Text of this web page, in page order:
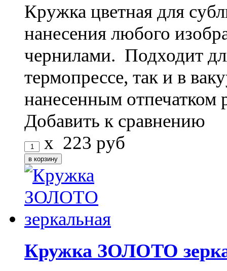
Кружка цветная для
нанесения любого
чернилами. Подходит
термопрессе, так и в
нанесенным
Добавить к сравнению
x 223 руб
Кружка ЗОЛОТО